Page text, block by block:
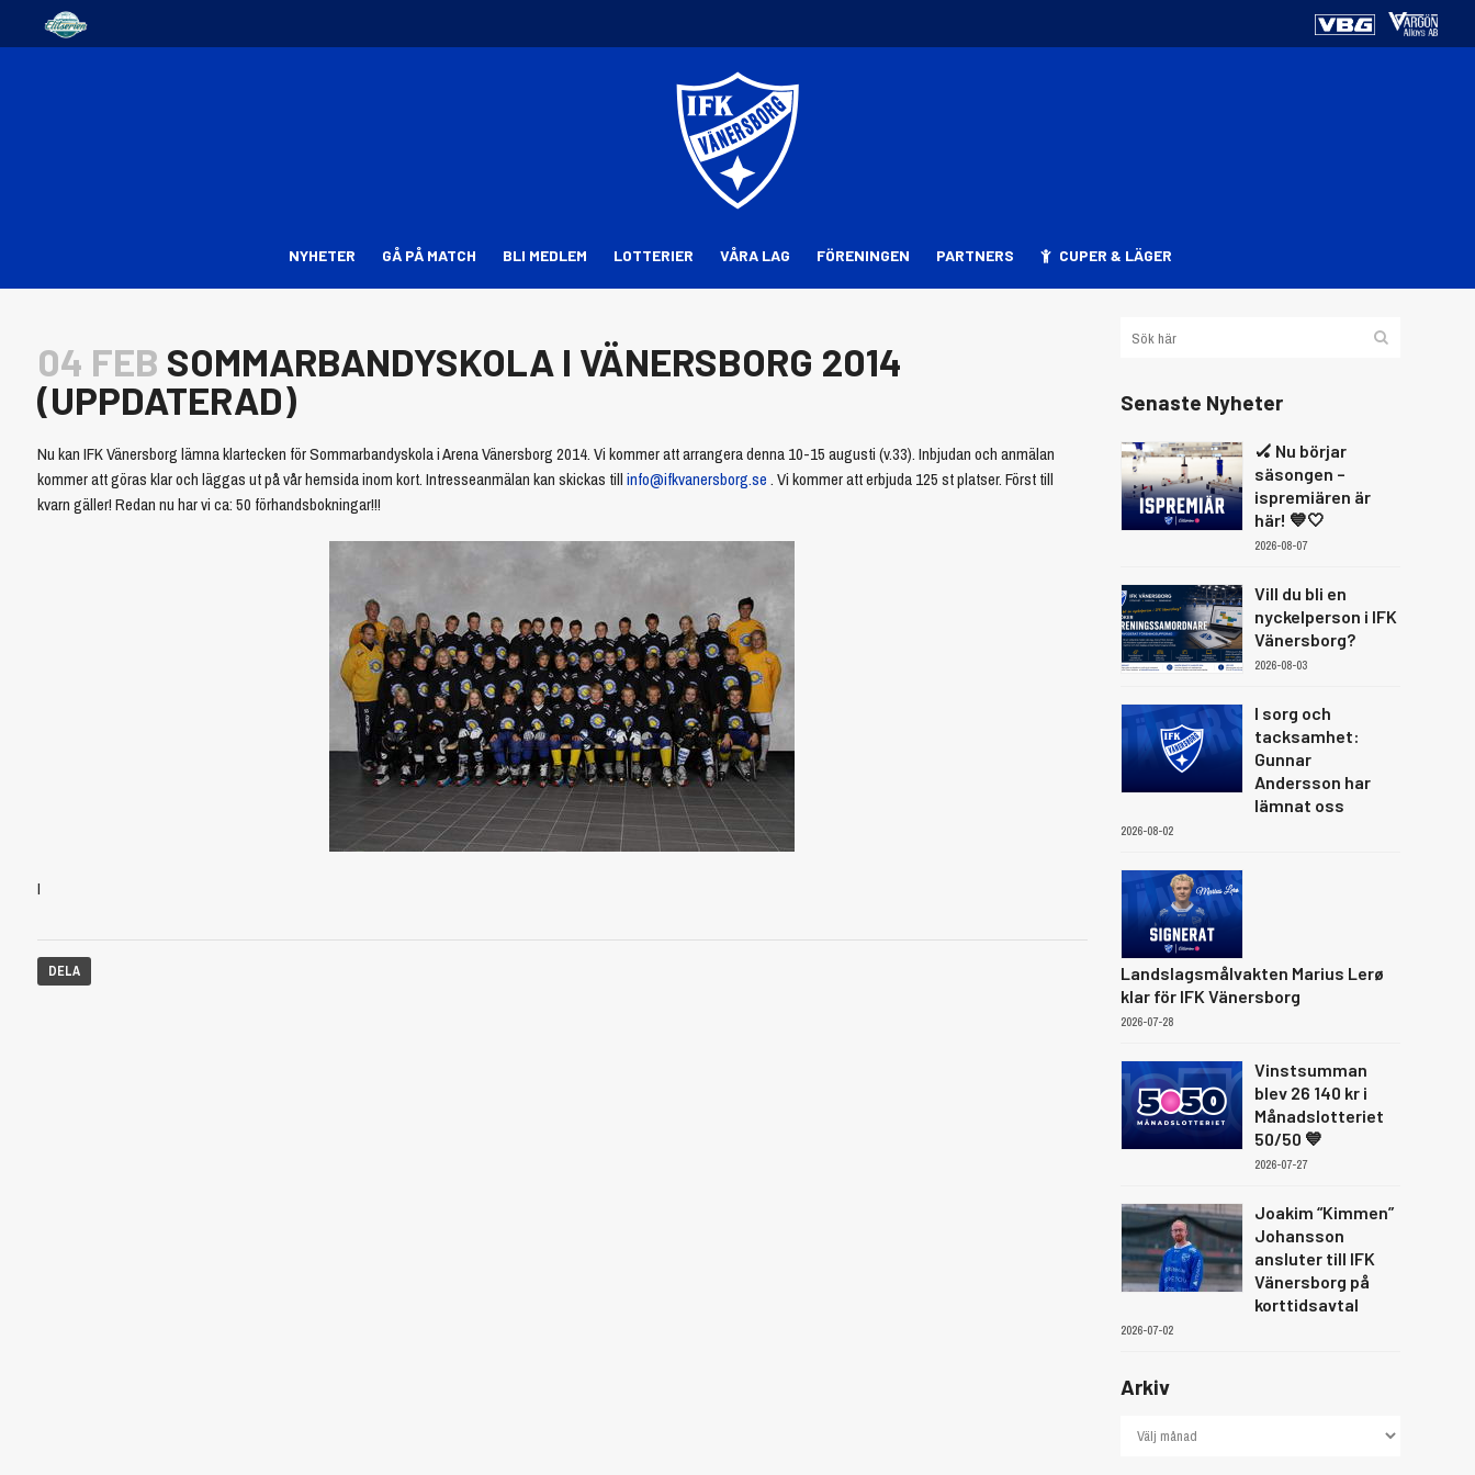
NYHETER GÅ PÅ MATCH BLI MEDLEM LOTTERIER VÅRA LAG FÖRENINGEN PARTNERS CUPER & LÄGER
04 FEB SOMMARBANDYSKOLA I VÄNERSBORG 2014
(UPPDATERAD)
Nu kan IFK Vänersborg lämna klartecken för Sommarbandyskola i Arena Vänersborg 2014. Vi kommer att arrangera denna 10-15 augusti (v.33). Inbjudan och anmälan
kommer att göras klar och läggas ut på vår hemsida inom kort. Intresseanmälan kan skickas tillinfo@ifkvanersborg.se. Vi kommer att erbjuda 125 st platser. Först till
kvarn gäller! Redan nu har vi ca: 50 förhandsbokningar!!!
I
DELA
Senaste Nyheter
🏑 Nu börjar
säsongen –
ispremiären är
här! 💙🤍
2026-08-07
Vill du bli en
nyckelperson i IFK
Vänersborg?
2026-08-03
I sorg och
tacksamhet:
Gunnar
Andersson har
lämnat oss
2026-08-02
Landslagsmålvakten Marius Lerø
klar för IFK Vänersborg
2026-07-28
Vinstsumman
blev 26 140 kr i
Månadslotteriet
50/50 💙
2026-07-27
Joakim “Kimmen”
Johansson
ansluter till IFK
Vänersborg på
korttidsavtal
2026-07-02
Arkiv